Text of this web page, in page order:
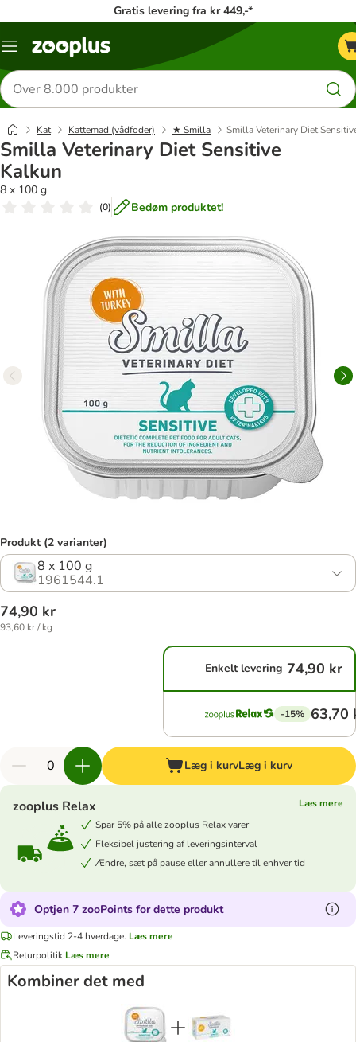
Gratis levering fra kr 449,-*
Menu
Søg
efter
produkter
Kat Kattemad (vådfoder) ★ Smilla Smilla Veterinary Diet
Smilla Veterinary Diet Sensitive
Kalkun
8 x 100 g
(0) Bedøm produktet!
Produkt (2 varianter)
8 x 100 g
1961544.1
74,90 kr
93,60 kr / kg
Enkelt levering 74,90 kr
-15% 63,70
Læg i kurvLæg i kurv
zooplus Relax
Læs mere
Spar 5% på alle zooplus Relax varer
Fleksibel justering af leveringsinterval
Ændre, sæt på pause eller annullere til enhver tid
Optjen 7 zooPoints for dette produkt
Leveringstid 2-4 hverdage. Læs mere
Returpolitik Læs mere
Kombiner det med